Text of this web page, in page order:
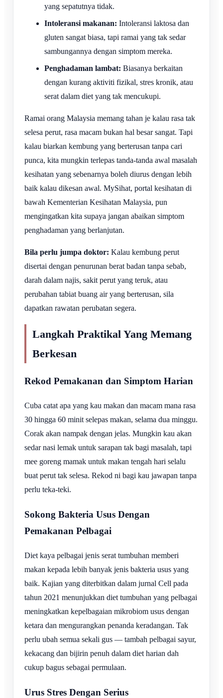
yang sepatutnya tidak.
Intoleransi makanan: Intoleransi laktosa dan
gluten sangat biasa, tapi ramai yang tak sedar
sambungannya dengan simptom mereka.
Penghadaman lambat: Biasanya berkaitan
dengan kurang aktiviti fizikal, stres kronik, atau
serat dalam diet yang tak mencukupi.
Ramai orang Malaysia memang tahan je kalau rasa tak
selesa perut, rasa macam bukan hal besar sangat. Tapi
kalau biarkan kembung yang berterusan tanpa cari
punca, kita mungkin terlepas tanda-tanda awal masalah
kesihatan yang sebenarnya boleh diurus dengan lebih
baik kalau dikesan awal. MySihat, portal kesihatan di
bawah Kementerian Kesihatan Malaysia, pun
mengingatkan kita supaya jangan abaikan simptom
penghadaman yang berlanjutan.
Bila perlu jumpa doktor: Kalau kembung perut
disertai dengan penurunan berat badan tanpa sebab,
darah dalam najis, sakit perut yang teruk, atau
perubahan tabiat buang air yang berterusan, sila
dapatkan rawatan perubatan segera.
Langkah Praktikal Yang Memang
Berkesan
Rekod Pemakanan dan Simptom Harian
Cuba catat apa yang kau makan dan macam mana rasa
30 hingga 60 minit selepas makan, selama dua minggu.
Corak akan nampak dengan jelas. Mungkin kau akan
sedar nasi lemak untuk sarapan tak bagi masalah, tapi
mee goreng mamak untuk makan tengah hari selalu
buat perut tak selesa. Rekod ni bagi kau jawapan tanpa
perlu teka-teki.
Sokong Bakteria Usus Dengan
Pemakanan Pelbagai
Diet kaya pelbagai jenis serat tumbuhan memberi
makan kepada lebih banyak jenis bakteria usus yang
baik. Kajian yang diterbitkan dalam jurnal Cell pada
tahun 2021 menunjukkan diet tumbuhan yang pelbagai
meningkatkan kepelbagaian mikrobiom usus dengan
ketara dan mengurangkan penanda keradangan. Tak
perlu ubah semua sekali gus — tambah pelbagai sayur,
kekacang dan bijirin penuh dalam diet harian dah
cukup bagus sebagai permulaan.
Urus Stres Dengan Serius